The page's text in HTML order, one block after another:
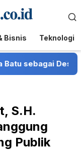
Bisnis Teknologi
Destinasi
S.H.
Publik